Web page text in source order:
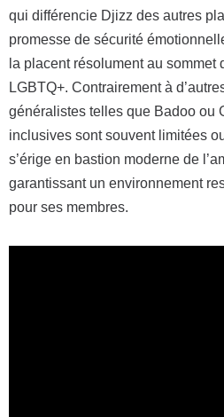
qui différencie Djizz des autres
promesse de sécurité
la placent résolument au
LGBTQ+. Contrairement à
généralistes telles que Badoo ou
inclusives sont souvent limitées
s’érige en bastion moderne de
garantissant un environnement
pour ses membres.